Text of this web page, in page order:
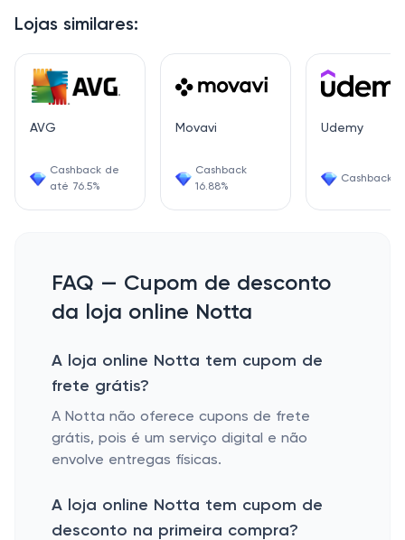
Lojas similares:
AVG
Cashback de
até 76.5%
Movavi
Cashback
16.88%
Udemy
Cashback
FAQ — Cupom de desconto
da loja online Notta
A loja online Notta tem cupom de
frete grátis?
A Notta não oferece cupons de frete
grátis, pois é um serviço digital e não
envolve entregas físicas.
A loja online Notta tem cupom de
desconto na primeira compra?